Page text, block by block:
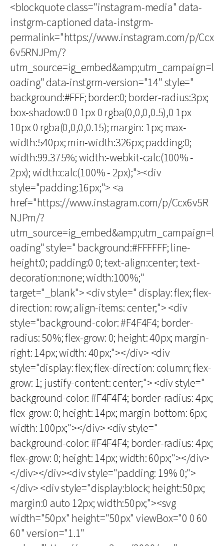
<blockquote class="instagram-media" data-
instgrm-captioned data-instgrm-
permalink="https://www.instagram.com/p/Ccx
6v5RNJPm/?
utm_source=ig_embed&amp;utm_campaign=l
oading" data-instgrm-version="14" style="
background:#FFF; border:0; border-radius:3px;
box-shadow:0 0 1px 0 rgba(0,0,0,0.5),0 1px
10px 0 rgba(0,0,0,0.15); margin: 1px; max-
width:540px; min-width:326px; padding:0;
width:99.375%; width:-webkit-calc(100% -
2px); width:calc(100% - 2px);"><div
style="padding:16px;"> <a
href="https://www.instagram.com/p/Ccx6v5R
NJPm/?
utm_source=ig_embed&amp;utm_campaign=l
oading" style=" background:#FFFFFF; line-
height:0; padding:0 0; text-align:center; text-
decoration:none; width:100%;"
target="_blank"> <div style=" display: flex; flex-
direction: row; align-items: center;"> <div
style="background-color: #F4F4F4; border-
radius: 50%; flex-grow: 0; height: 40px; margin-
right: 14px; width: 40px;"></div> <div
style="display: flex; flex-direction: column; flex-
grow: 1; justify-content: center;"> <div style="
background-color: #F4F4F4; border-radius: 4px;
flex-grow: 0; height: 14px; margin-bottom: 6px;
width: 100px;"></div> <div style="
background-color: #F4F4F4; border-radius: 4px;
flex-grow: 0; height: 14px; width: 60px;"></div>
</div></div><div style="padding: 19% 0;">
</div> <div style="display:block; height:50px;
margin:0 auto 12px; width:50px;"><svg
width="50px" height="50px" viewBox="0 0 60
60" version="1.1"